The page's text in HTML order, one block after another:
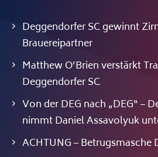
Deggendorfer SC gewinnt
Brauereipartner
Matthew O’Brien verstärkt
Deggendorfer SC
Von der DEG nach „DEG“ –
nimmt Daniel Assavolyuk
ACHTUNG – Betrugsmasche